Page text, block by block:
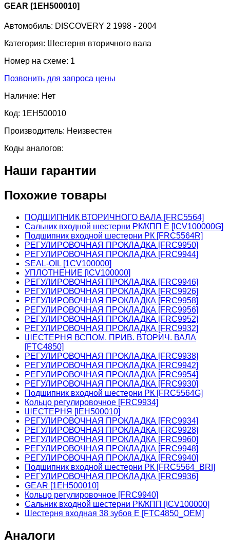
GEAR [1EH500010]
Автомобиль: DISCOVERY 2 1998 - 2004
Категория: Шестерня вторичного вала
Номер на схеме: 1
Позвонить для запроса цены
Наличие: Нет
Код: 1EH500010
Производитель: Неизвестен
Коды аналогов:
Наши гарантии
Похожие товары
ПОДШИПНИК ВТОРИЧНОГО ВАЛА [FRC5564]
Сальник входной шестерни РК/КПП E [ICV100000G]
Подшипник входной шестерни РК [FRC5564R]
РЕГУЛИРОВОЧНАЯ ПРОКЛАДКА [FRC9950]
РЕГУЛИРОВОЧНАЯ ПРОКЛАДКА [FRC9944]
SEAL-OIL [1CV100000]
УПЛОТНЕНИЕ [ICV100000]
РЕГУЛИРОВОЧНАЯ ПРОКЛАДКА [FRC9946]
РЕГУЛИРОВОЧНАЯ ПРОКЛАДКА [FRC9926]
РЕГУЛИРОВОЧНАЯ ПРОКЛАДКА [FRC9958]
РЕГУЛИРОВОЧНАЯ ПРОКЛАДКА [FRC9956]
РЕГУЛИРОВОЧНАЯ ПРОКЛАДКА [FRC9952]
РЕГУЛИРОВОЧНАЯ ПРОКЛАДКА [FRC9932]
ШЕСТЕРНЯ ВСПОМ. ПРИВ. ВТОРИЧ. ВАЛА
[FTC4850]
РЕГУЛИРОВОЧНАЯ ПРОКЛАДКА [FRC9938]
РЕГУЛИРОВОЧНАЯ ПРОКЛАДКА [FRC9942]
РЕГУЛИРОВОЧНАЯ ПРОКЛАДКА [FRC9954]
РЕГУЛИРОВОЧНАЯ ПРОКЛАДКА [FRC9930]
Подшипник входной шестерни РК [FRC5564G]
Кольцо регулировочное [FRC9934]
ШЕСТЕРНЯ [IEH500010]
РЕГУЛИРОВОЧНАЯ ПРОКЛАДКА [FRC9934]
РЕГУЛИРОВОЧНАЯ ПРОКЛАДКА [FRC9928]
РЕГУЛИРОВОЧНАЯ ПРОКЛАДКА [FRC9960]
РЕГУЛИРОВОЧНАЯ ПРОКЛАДКА [FRC9948]
РЕГУЛИРОВОЧНАЯ ПРОКЛАДКА [FRC9940]
Подшипник входной шестерни РК [FRC5564_BRI]
РЕГУЛИРОВОЧНАЯ ПРОКЛАДКА [FRC9936]
GEAR [1EH500010]
Кольцо регулировочное [FRC9940]
Сальник входной шестерни РК/КПП [ICV100000]
Шестерня входная 38 зубов Е [FTC4850_OEM]
Аналоги